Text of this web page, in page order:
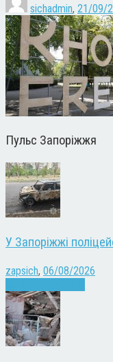
sichadmin, 21/09/
Пульс Запоріжжя
У Запоріжжі
zapsich, 06/08/2026